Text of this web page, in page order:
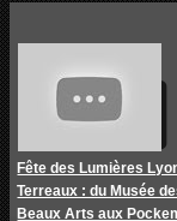
Fête des Lumières
Terreaux : du Musée
Beaux Arts aux